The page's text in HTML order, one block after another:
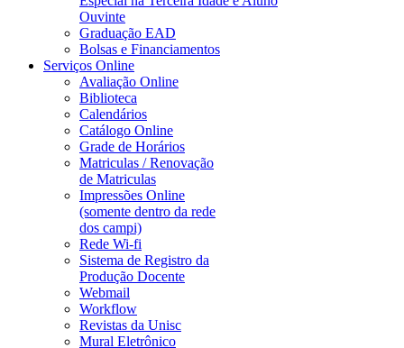
Ouvinte
Graduação EAD
Bolsas e Financiamentos
Serviços Online
Avaliação Online
Biblioteca
Calendários
Catálogo Online
Grade de Horários
Matriculas / Renovação
de Matriculas
Impressões Online
(somente dentro da rede
dos campi)
Rede Wi-fi
Sistema de Registro da
Produção Docente
Webmail
Workflow
Revistas da Unisc
Mural Eletrônico